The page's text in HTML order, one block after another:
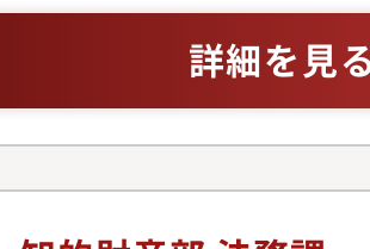
キュメンテーション
ループ内の多国籍の
材の中で、自己成長
能・年次を問わず、
体的にプロジェクト
き、成長を実感でき
書の取り扱いが増加
して働きたい方には
来的に海外駐在のチ
関連で東南アジアに3
現在の法務部のメン
験合格は問わず）・
たは弁護士事務所で
力：英語 TOEIC 700
詳細を見